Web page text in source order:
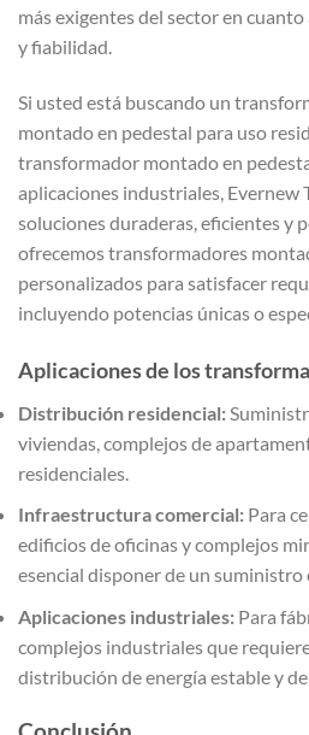
más exigentes del sector en
y fiabilidad.
Si usted está buscando un
montado en pedestal para uso
transformador montado en
aplicaciones industriales,
soluciones duraderas, eficientes y
ofrecemos transformadores
personalizados para satisfacer
incluyendo potencias únicas o
Aplicaciones de los
Distribución residencial:
viviendas, complejos de
residenciales.
Infraestructura comercial: Para
edificios de oficinas y complejos
esencial disponer de un suministro
Aplicaciones industriales: Para
complejos industriales que
distribución de energía estable y de